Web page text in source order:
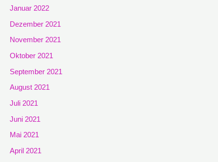
Januar 2022
Dezember 2021
November 2021
Oktober 2021
September 2021
August 2021
Juli 2021
Juni 2021
Mai 2021
April 2021